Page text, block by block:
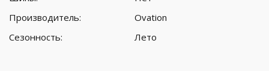
Производитель:
Ovation
Сезонность:
Лето